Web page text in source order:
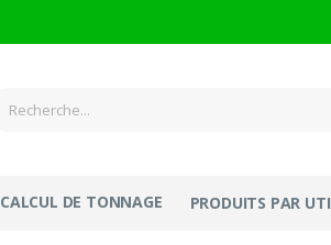
CALCUL DE TONNAGE PRODUITS PAR